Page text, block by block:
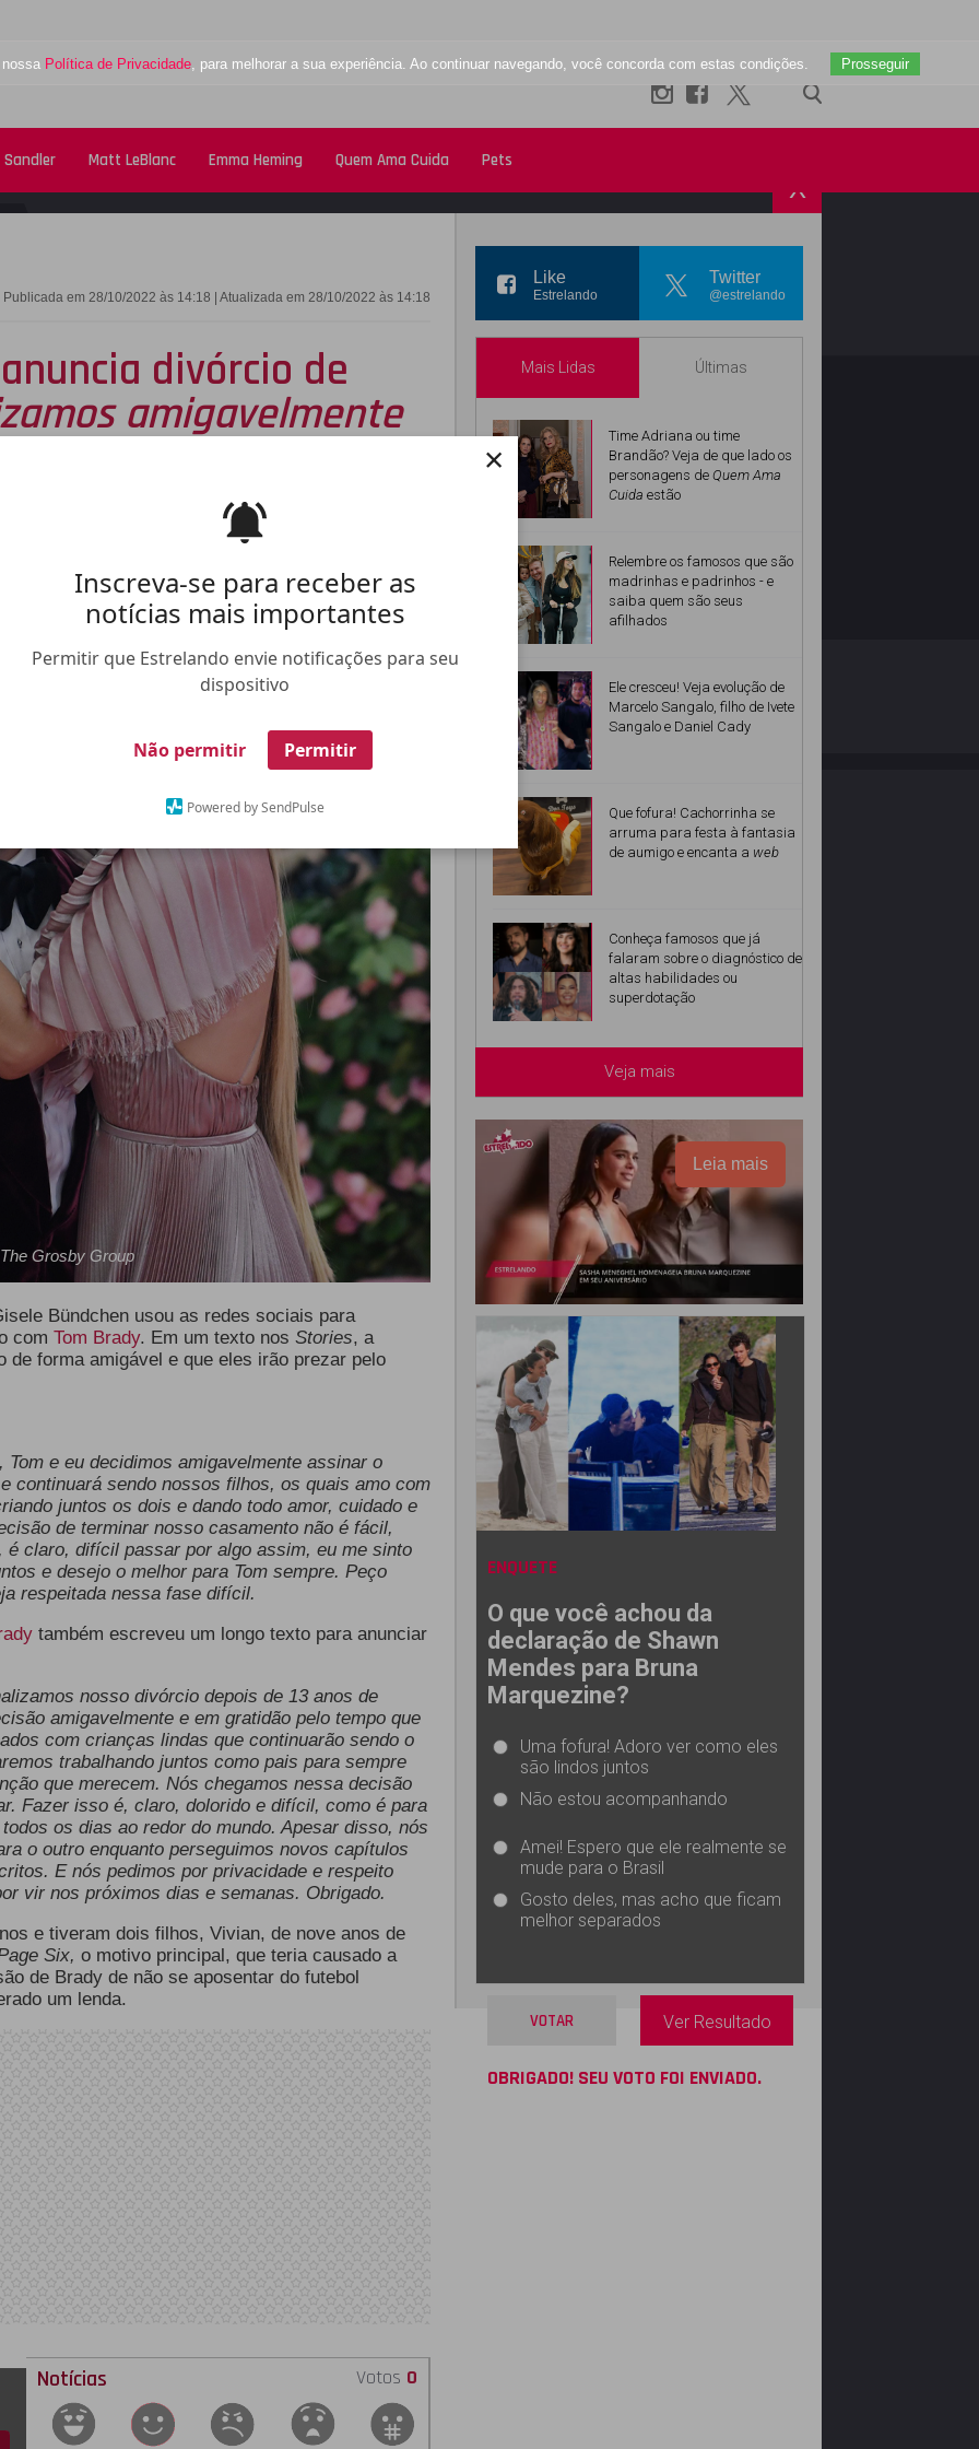
Inscreva-se para receber as
notícias mais importantes
Permitir que Estrelando envie notificações para seu
dispositivo
Não permitir Permitir
Powered by SendPulse
×
Política de Privacidade, para melhorar a sua experiência. Ao continuar navegando, você concorda com estas condições. Prosseguir
Sandler Matt LeBlanc Emma Heming Quem Ama Cuida Pets
X
Publicada em 28/10/2022 às 14:18 | Atualizada em 28/10/2022 às 14:18
divórcio de
amigavelmente
nesta sexta-feira, dia 28
The Grosby Group
Bündchen usou as redes sociais para
com Tom Brady. Em um texto nos Stories, a
de forma amigável e que eles irão prezar pelo
e eu decidimos amigavelmente assinar o
continuará sendo nossos filhos, os quais amo com
juntos os dois e dando todo amor, cuidado e
de terminar nosso casamento não é fácil,
claro, difícil passar por algo assim, eu me sinto
e desejo o melhor para Tom sempre. Peço
respeitada nessa fase difícil.
também escreveu um longo texto para anunciar
nosso divórcio depois de 13 anos de
amigavelmente e em gratidão pelo tempo que
com crianças lindas que continuarão sendo o
trabalhando juntos como pais para sempre
que merecem. Nós chegamos nessa decisão
Fazer isso é, claro, dolorido e difícil, como é para
os dias ao redor do mundo. Apesar disso, nós
o outro enquanto perseguimos novos capítulos
E nós pedimos por privacidade e respeito
vir nos próximos dias e semanas. Obrigado.
e tiveram dois filhos, Vivian, de nove anos de
Six, o motivo principal, que teria causado a
de Brady de não se aposentar do futebol
um lenda.
Notícias Votos 0
Like
Estrelando
Twitter
@estrelando
Mais Lidas Últimas
Time Adriana ou time
Brandão? Veja de que lado os
personagens de Quem Ama
Cuida estão
Relembre os famosos que são
madrinhas e padrinhos - e
saiba quem são seus
afilhados
Ele cresceu! Veja evolução de
Marcelo Sangalo, filho de Ivete
Sangalo e Daniel Cady
Que fofura! Cachorrinha se
arruma para festa à fantasia
de aumigo e encanta a web
Conheça famosos que já
falaram sobre o diagnóstico de
altas habilidades ou
superdotação
Veja mais
Leia mais
ENQUETE
O que você achou da
declaração de Shawn
Mendes para Bruna
Marquezine?
Uma fofura! Adoro ver como eles
são lindos juntos
Não estou acompanhando
Amei! Espero que ele realmente se
mude para o Brasil
Gosto deles, mas acho que ficam
melhor separados
VOTAR Ver Resultado
OBRIGADO! SEU VOTO FOI ENVIADO.
INSTAGRAM
FALE CONOSCO ANUNCIE NO ESTRELANDO TRABALHE NO ESTRELANDO
Desenvolvido por